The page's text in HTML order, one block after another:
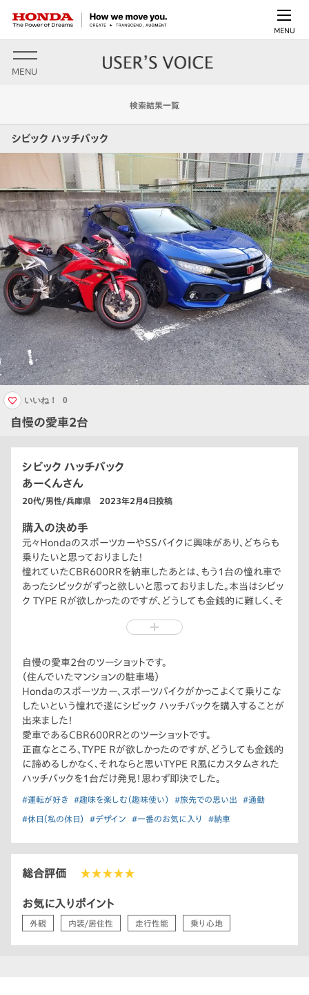
MENU
MENU
検索結果一覧
シビック ハッチバック
自慢の愛車2台
いいね！ 0
シビック ハッチバック
あーくんさん
20代/男性/兵庫県 2023年2月4日投稿
購入の決め手
元々HondaのスポーツカーやSSバイクに興味があり、どちらも
乗りたいと思っておりました！
憧れていたCBR600RRを納車したあとは、もう1台の憧れ車で
あったシビックがずっと欲しいと思っておりました。本当はシビッ
ク TYPE Rが欲しかったのですが、どうしても金銭的に難しく、そ
ころ、ドンピシャの一台が見つかり即決です（笑）
念願のスポーツカー、スポーツバイクが揃いました！
自慢の愛車2台のツーショットです。
（住んでいたマンションの駐車場）
Hondaのスポーツカー、スポーツバイクがかっこよくて乗りこな
したいという憧れで遂にシビック ハッチバックを購入することが
出来ました！
愛車であるCBR600RRとのツーショットです。
正直なところ、TYPE Rが欲しかったのですが、どうしても金銭的
に諦めるしかなく、それならと思いTYPE R風にカスタムされた
ハッチバックを1台だけ発見！思わず即決でした。
#運転が好き #趣味を楽しむ（趣味使い） #旅先での思い出 #通勤
#休日（私の休日） #デザイン #一番のお気に入り #納車
総合評価 ★★★★★
お気に入りポイント
外観 内装/居住性 走行性能 乗り心地